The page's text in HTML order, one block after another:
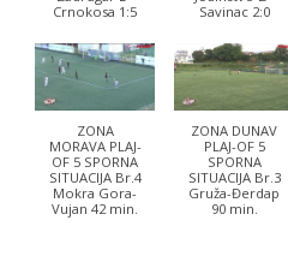
Crnokosa 1:5
Savinac 2:0
ZONA
MORAVA PLAJ-
OF 5 SPORNA
SITUACIJA Br.4
Mokra Gora-
Vujan 42 min.
ZONA DUNAV
PLAJ-OF 5
SPORNA
SITUACIJA Br.3
Gruža-Đerdap
90 min.